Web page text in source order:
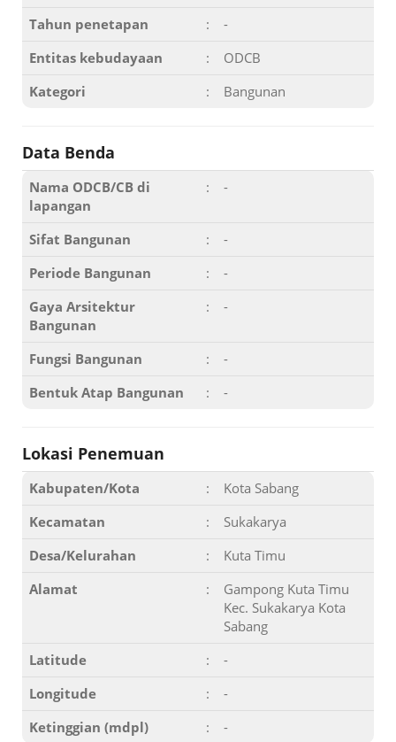
Tahun penetapan :
-
Entitas kebudayaan
:
ODCB
Kategori
: Bangunan
Data Benda
Nama ODCB/CB di
lapangan
: -
Sifat Bangunan :
-
Periode Bangunan
:
-
Gaya Arsitektur
Bangunan
: -
Fungsi Bangunan :
-
Bentuk Atap Bangunan
: -
Lokasi Penemuan
Kabupaten/Kota :
Kota Sabang
Kecamatan
:
Sukakarya
Desa/Kelurahan
:
Kuta Timu
Alamat
:
Gampong Kuta Timu
Kec. Sukakarya Kota
Sabang
Latitude
:
-
Longitude
:
-
Ketinggian (mdpl)
: -